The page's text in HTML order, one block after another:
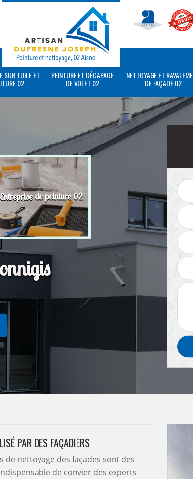
SUR TUILE ET
02
PEINTURE ET DÉCAPAGE
DE VOLET 02
NETTOYAGE ET
DE FAÇADE 02
Entreprise de peinture 02
PAR DES FAÇADIERS
de nettoyage des façades sont des
de convier des experts